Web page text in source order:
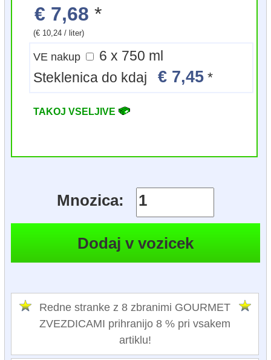
€ 7,68 *
(€ 10,24 / liter)
VE nakup
6 x 750 ml
Steklenica do kdaj€ 7,45 *
TAKOJ VSELJIVE
Mnozica:
Redne stranke z 8 zbranimi GOURMET
ZVEZDICAMI prihranijo 8 % pri vsakem
artiklu!